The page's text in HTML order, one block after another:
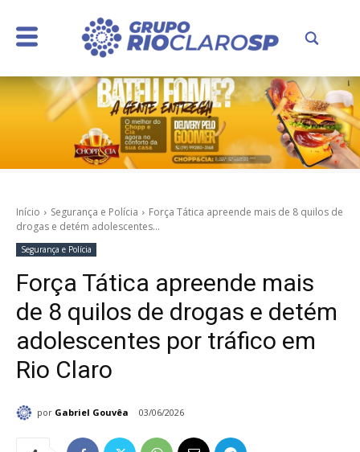
Início Segurança e Polícia
Força Tática apreende mais de 8 quilos de
drogas e detém adolescentes...
Segurança e Polícia
Força Tática apreende mais
de 8 quilos de drogas e detém
adolescentes por tráfico em
Rio Claro
por Gabriel Gouvêa 03/06/2026